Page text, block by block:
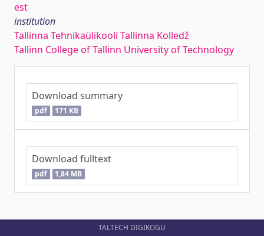
est
institution
Tallinna Tehnikaülikooli Tallinna Kolledž
Tallinn College of Tallinn University of Technology
Download summary
pdf 171 KB
Download fulltext
pdf 1,84 MB
TALTECH DIGIKOGU